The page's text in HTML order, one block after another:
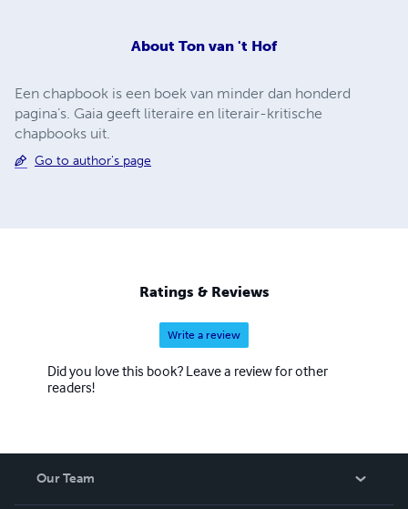
About Ton van 't Hof
Een chapbook is een boek van minder dan honderd
pagina’s. Gaia geeft literaire en literair-kritische
chapbooks uit.
Go to author's page
Ratings & Reviews
Write a review
Did you love this book? Leave a review for other
readers!
Our Team